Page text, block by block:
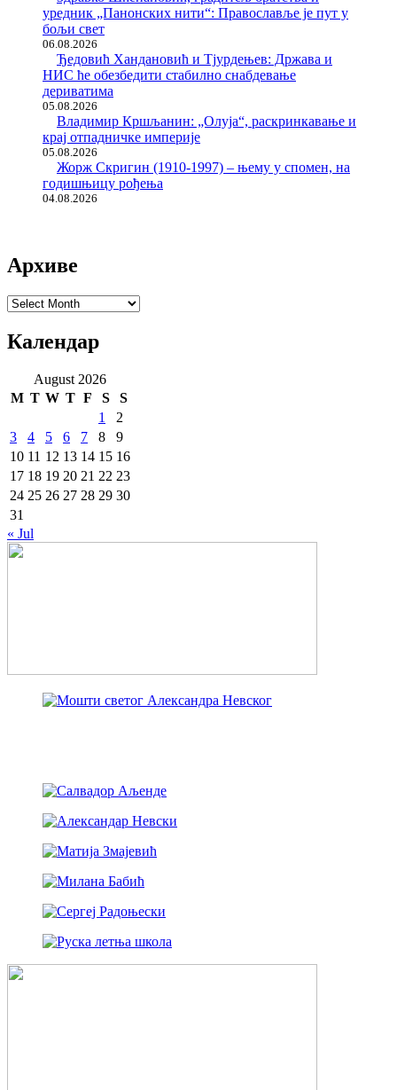
уредник „Панонских нити“: Православље је пут у
бољи свет
06.08.2026
Ђедовић Хандановић и Тјурдењев: Држава и
НИС ће обезбедити стабилно снабдевање
дериватима
05.08.2026
Владимир Кршљанин: „Олуја“, раскринкавање и
крај отпадничке империје
05.08.2026
Жорж Скригин (1910-1997) – њему у спомен, на
годишњицу рођења
04.08.2026
Архиве
Архиве
Календар
August 2026
M T W T F S
S
1
2
3
4 5 6 7 8
9
10 11 12 13 14 15 16
17 18 19 20 21 22 23
24 25 26 27 28 29 30
31
« Jul